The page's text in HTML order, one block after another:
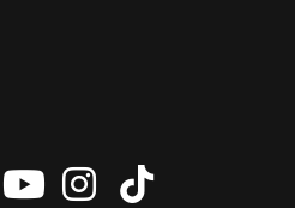
X vanInstagram
Tiktok